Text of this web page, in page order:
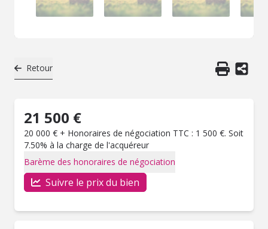
Retour
21 500 €
20 000 € + Honoraires de négociation TTC : 1 500 €. Soit
7.50% à la charge de l'acquéreur
Barème des honoraires de négociation
Suivre le prix du bien